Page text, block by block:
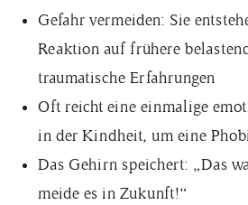
Gefahr vermeiden: Sie
Reaktion auf frühere
traumatische Erfahrungen
Oft reicht eine einmalige
in der Kindheit, um eine
Das Gehirn speichert: „Das
meide es in Zukunft!“